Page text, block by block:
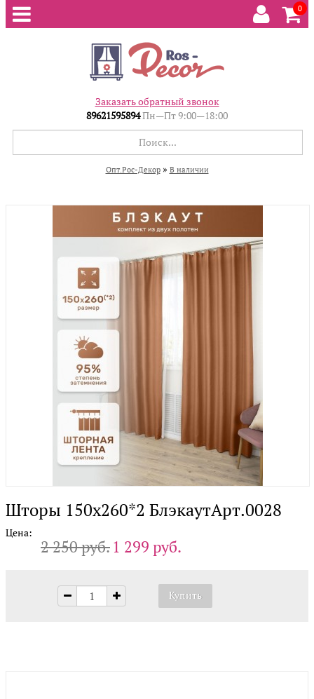
0
Заказать обратный звонок
89621595894Пн—Пт 9:00—18:00
Опт.Рос-Декор » В наличии
Шторы 150х260*2 БлэкаутАрт.0028
Цена:
2 250 руб.1 299 руб.